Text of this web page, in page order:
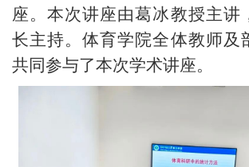
座。本次讲座由葛冰教授主讲
长主持。体育学院全体教师及
共同参与了本次学术讲座。